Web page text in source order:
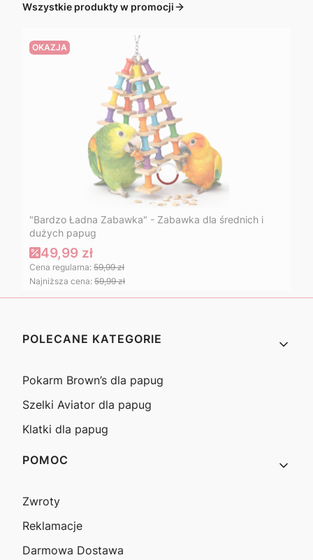
Wszystkie produkty w promocji
OKAZJA
"Bardzo Ładna Zabawka" - Zabawka dla średnich i
dużych papug
49,99 zł
Cena regularna: 59,99 zł
Najniższa cena: 59,99 zł
Linki w stopce
POLECANE KATEGORIE
Pokarm Brown’s dla papug
Szelki Aviator dla papug
Klatki dla papug
POMOC
Zwroty
Reklamacje
Darmowa Dostawa